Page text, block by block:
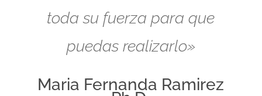
toda su fuerza para que
puedas realizarlo»
Maria Fernanda Ramirez